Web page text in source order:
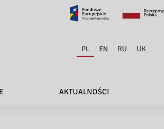
PL EN RU UK
AKTUALNOŚCI